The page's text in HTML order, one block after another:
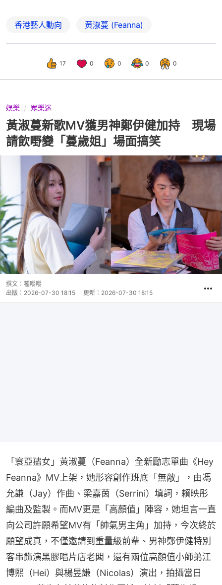
香港藝人動向 黃淑蔓 (Feanna)
17 0 0 0 0
娛樂 眾樂迷
黃淑蔓新歌MV獲男神鄭伊健加持 現場
請飲嘢變「蔓歲姐」場面搞笑
撰文： 種嚶嚶
出版： 2026-07-30 18:15 更新： 2026-07-30 18:15
「寰亞孻女」黃淑蔓（Feanna）全新勵志單曲《Hey
Feanna》MV上架，她形容創作班底「無敵」，由馮
允謙（Jay）作曲、梁嘉茵（Serrini）填詞，賴映彤
編曲及監製。而MV更是「高顏值」陣容，她坦言一直
向公司許願希望MV有「帥氣男主角」加持，今次終於
願望成真，不僅邀請到重量級前輩、男神鄭伊健特別
客串飾演黑膠唱片店老闆，還有兩位高顏值小師弟江
博熙（Hei）與楊昱謙（Nicolas）演出，拍攝當日